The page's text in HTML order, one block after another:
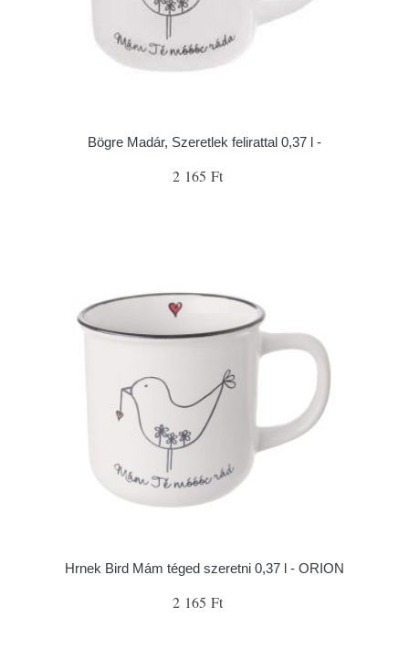
Bögre Madár, Szeretlek felirattal 0,37 l -
2 165 Ft
Hrnek Bird Mám téged szeretni 0,37 l - ORION
2 165 Ft